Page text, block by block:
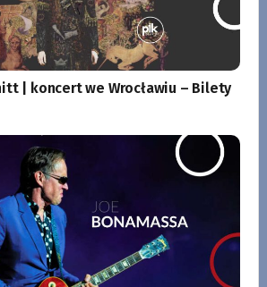
| koncert we Wrocławiu – Bilety